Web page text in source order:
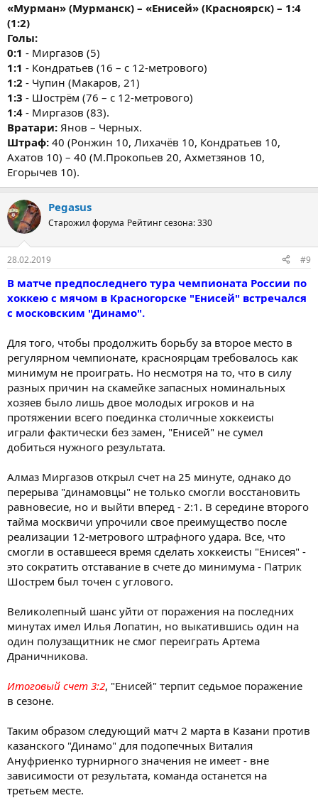
«Мурман» (Мурманск) – «Енисей» (Красноярск) – 1:4
(1:2)
Голы:
0:1 - Миргазов (5)
1:1 - Кондратьев (16 – с 12-метрового)
1:2 - Чупин (Макаров, 21)
1:3 - Шострём (76 – с 12-метрового)
1:4 - Миргазов (83).
Вратари: Янов – Черных.
Штраф: 40 (Ронжин 10, Лихачёв 10, Кондратьев 10,
Ахатов 10) – 40 (М.Прокопьев 20, Ахметзянов 10,
Егорычев 10).
Pegasus
Старожил форума Рейтинг сезона: 330
28.02.2019 #9
В матче предпоследнего тура чемпионата России по
хоккею с мячом в Красногорске "Енисей" встречался
с московским "Динамо".
Для того, чтобы продолжить борьбу за второе место в
регулярном чемпионате, красноярцам требовалось как
минимум не проиграть. Но несмотря на то, что в силу
разных причин на скамейке запасных номинальных
хозяев было лишь двое молодых игроков и на
протяжении всего поединка столичные хоккеисты
играли фактически без замен, "Енисей" не сумел
добиться нужного результата.
Алмаз Миргазов открыл счет на 25 минуте, однако до
перерыва "динамовцы" не только смогли восстановить
равновесие, но и выйти вперед - 2:1. В середине второго
тайма москвичи упрочили свое преимущество после
реализации 12-метрового штрафного удара. Все, что
смогли в оставшееся время сделать хоккеисты "Енисея" -
это сократить отставание в счете до минимума - Патрик
Шострем был точен с углового.
Великолепный шанс уйти от поражения на последних
минутах имел Илья Лопатин, но выкатившись один на
один полузащитник не смог переиграть Артема
Драничникова.
Итоговый счет 3:2, "Енисей" терпит седьмое поражение
в сезоне.
Таким образом следующий матч 2 марта в Казани против
казанского "Динамо" для подопечных Виталия
Ануфриенко турнирного значения не имеет - вне
зависимости от результата, команда останется на
третьем месте.